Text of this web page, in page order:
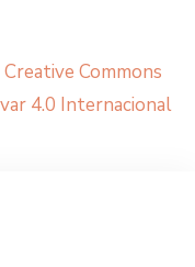
Creative Commons
4.0 Internacional